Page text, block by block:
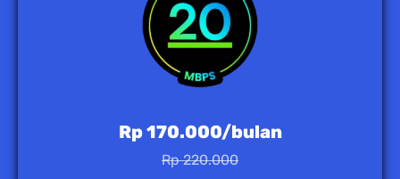
Rp 170.000/bulan
Rp 220.000